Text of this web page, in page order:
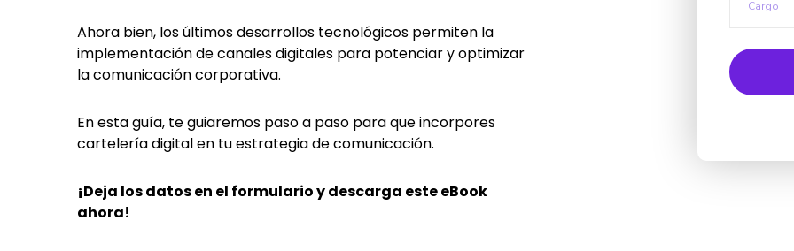
Ahora bien, los últimos desarrollos tecnológicos permiten la
implementación de canales digitales para potenciar y optimizar
la comunicación corporativa.
En esta guía, te guiaremos paso a paso para que incorpores
cartelería digital en tu estrategia de comunicación.
¡Deja los datos en el formulario y descarga este eBook
ahora!